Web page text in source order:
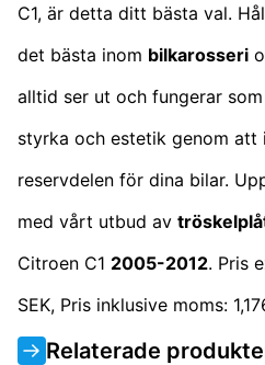
C1, är detta ditt bästa val.
det bästa inom bilkarosseri
alltid ser ut och fungerar
styrka och estetik genom att
reservdelen för dina bilar.
med vårt utbud av
Citroen C1 2005-2012. Pris
SEK, Pris inklusive moms:
Relaterade